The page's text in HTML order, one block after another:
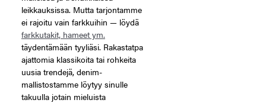
leikkauksissa. Mutta tarjontamme
ei rajoitu vain farkkuihin — löydä
farkkutakit, hameet ym.
täydentämään tyyliäsi. Rakastatpa
ajattomia klassikoita tai rohkeita
uusia trendejä, denim-
mallistostamme löytyy sinulle
takuulla jotain mieluista